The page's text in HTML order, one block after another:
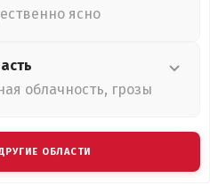
ясно
облачность, грозы
ОБЛАСТИ